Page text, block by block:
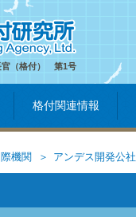
官（格付） 第1号
格付関連情報
機関 アンデス開発公社